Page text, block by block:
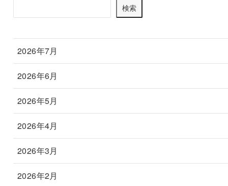
検索
2026年7月
2026年6月
2026年5月
2026年4月
2026年3月
2026年2月